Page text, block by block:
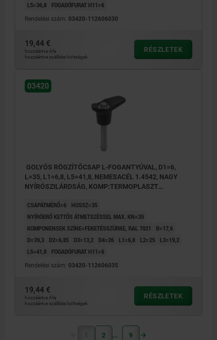
L5=36,8
FOGADÓFURAT H11=6
Rendelési szám: 03420-112606030
19,44 €
hozzáértve Áfa
hozzáértve szállítási költségek
RÉSZLETEK
03420
GOLYÓS RÖGZÍTŐCSAP L-FOGANTYÚVAL, D1=6,
L=35, L1=6,8, L5=41,8, NEMESACÉL 1.4542, NAGY
NYÍRÓSZILÁRDSÁG, KOMP:TERMOPLASZT
CSAPÁTMÉRŐ=6
HOSSZ=35
NYÍRÓERŐ KETTŐS ÁTMETSZÉSSEL MAX. KN=35
KOMPONENSEK SZÍNE=FEKETÉSSZÜRKE, RAL 7021
B=17,6
D=39,3
D2=6,85 D3=13,2 D4=26 L1=6,8 L2=25
L3=19,2
L5=41,8
FOGADÓFURAT H11=6
Rendelési szám: 03420-112606035
19,44 €
hozzáértve Áfa
hozzáértve szállítási költségek
RÉSZLETEK
1 2 9